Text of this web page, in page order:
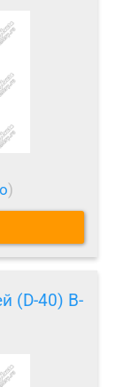
)
(D-40) B-